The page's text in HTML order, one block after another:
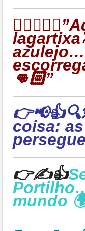
👊🏻”
coisa:
👉✍👍
mundo